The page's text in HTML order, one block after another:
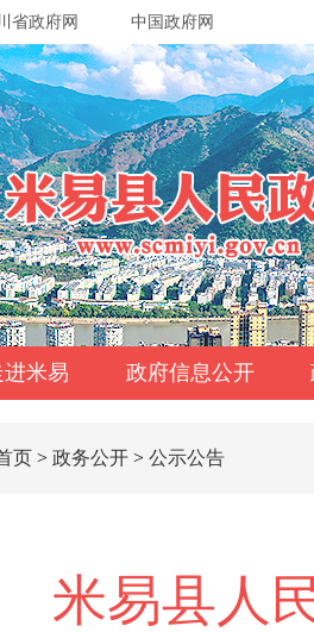
省政府网 中国政府网
进米易 政府信息公开
页 > 政务公开 > 公示公告
米易县人